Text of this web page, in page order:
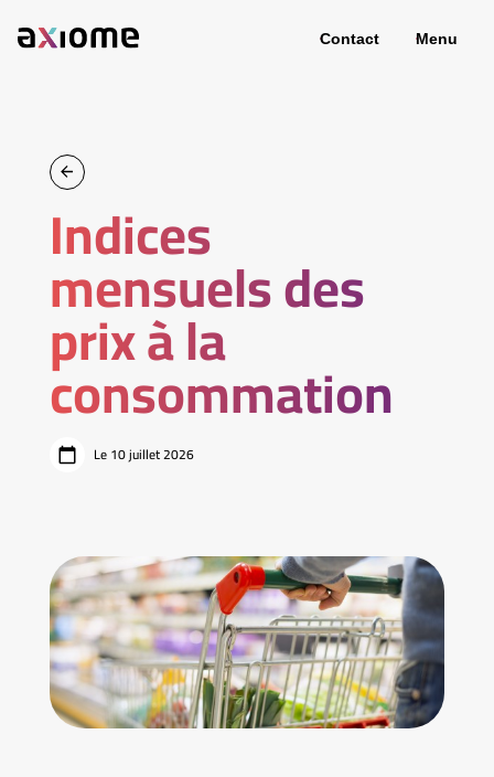
Contact Menu
Indices
mensuels des
prix à la
consommation
Le 10 juillet 2026